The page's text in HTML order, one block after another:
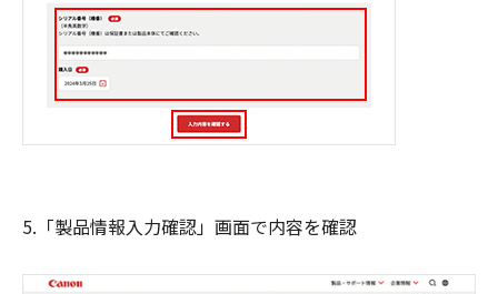
5.「製品情報入力確認」画面で内容を確認